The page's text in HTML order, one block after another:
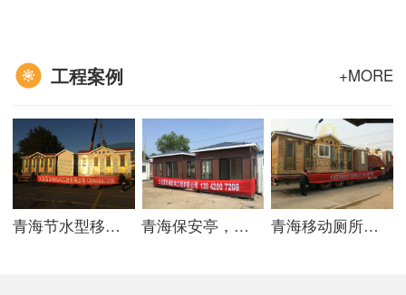
+MORE
工程案例
青海节水型移动厕所，汽水冲环保公厕 青海保安亭，收费岗亭 青海移动厕所，环保厕所制造商